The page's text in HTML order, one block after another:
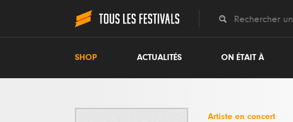
SHOP ACTUALITÉS ON ÉTAIT À
Artiste en concert